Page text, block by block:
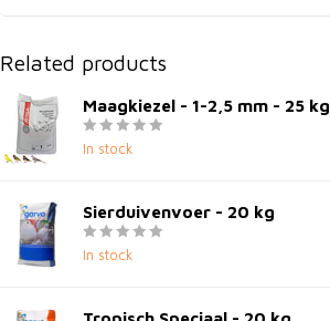
Related products
Maagkiezel - 1-2,5 mm - 25 kg
In stock
Sierduivenvoer - 20 kg
In stock